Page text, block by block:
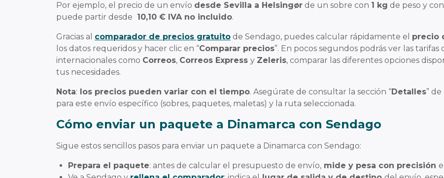
Por ejemplo, el precio de un envío desde Sevilla a Helsingør de un sobre con 1 kg de peso y
puede partir desde 10,10 € IVA no incluido.
Gracias al comparador de precios gratuito de Sendago, puedes calcular rápidamente el precio
los datos requeridos y hacer clic en “Comparar precios”. En pocos segundos podrás ver las
internacionales como Correos, Correos Express y Zeleris, comparar las diferentes opciones
tus necesidades.
Nota: los precios pueden variar con el tiempo. Asegúrate de consultar la sección “Detalles”
para este envío específico (sobres, paquetes, maletas) y la ruta seleccionada.
Cómo enviar un paquete a Dinamarca con Sendago
Sigue estos sencillos pasos para enviar un paquete a Dinamarca con Sendago:
Prepara el paquete: antes de calcular el presupuesto de envío, mide y pesa con precisión